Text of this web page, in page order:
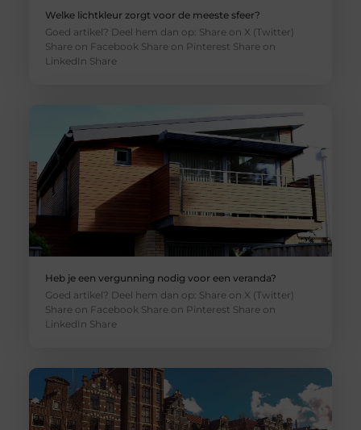
Welke lichtkleur zorgt voor de meeste sfeer?
Goed artikel? Deel hem dan op: Share on X (Twitter)
Share on Facebook Share on Pinterest Share on
LinkedIn Share
Heb je een vergunning nodig voor een veranda?
Goed artikel? Deel hem dan op: Share on X (Twitter)
Share on Facebook Share on Pinterest Share on
LinkedIn Share